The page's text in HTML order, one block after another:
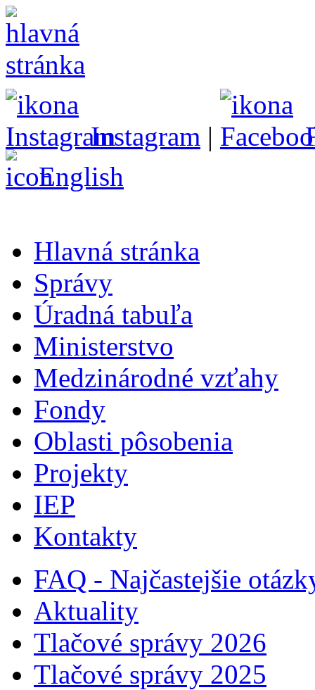
Instagram |
English
Hlavná stránka
Správy
Úradná tabuľa
Ministerstvo
Medzinárodné vzťahy
Fondy
Oblasti pôsobenia
Projekty
IEP
Kontakty
FAQ - Najčastejšie
Aktuality
Tlačové správy 2026
Tlačové správy 2025